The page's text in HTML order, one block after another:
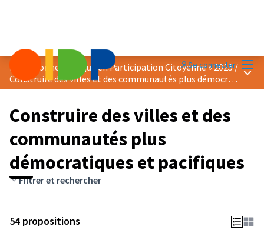
Se connecter
Prix « Bonne Pratique en Participation Citoyenne » 2025 /
Construire des villes et des communautés plus démocratiques et pacifiques
Construire des villes et des
communautés plus
démocratiques et pacifiques
Filtrer et rechercher
54 propositions